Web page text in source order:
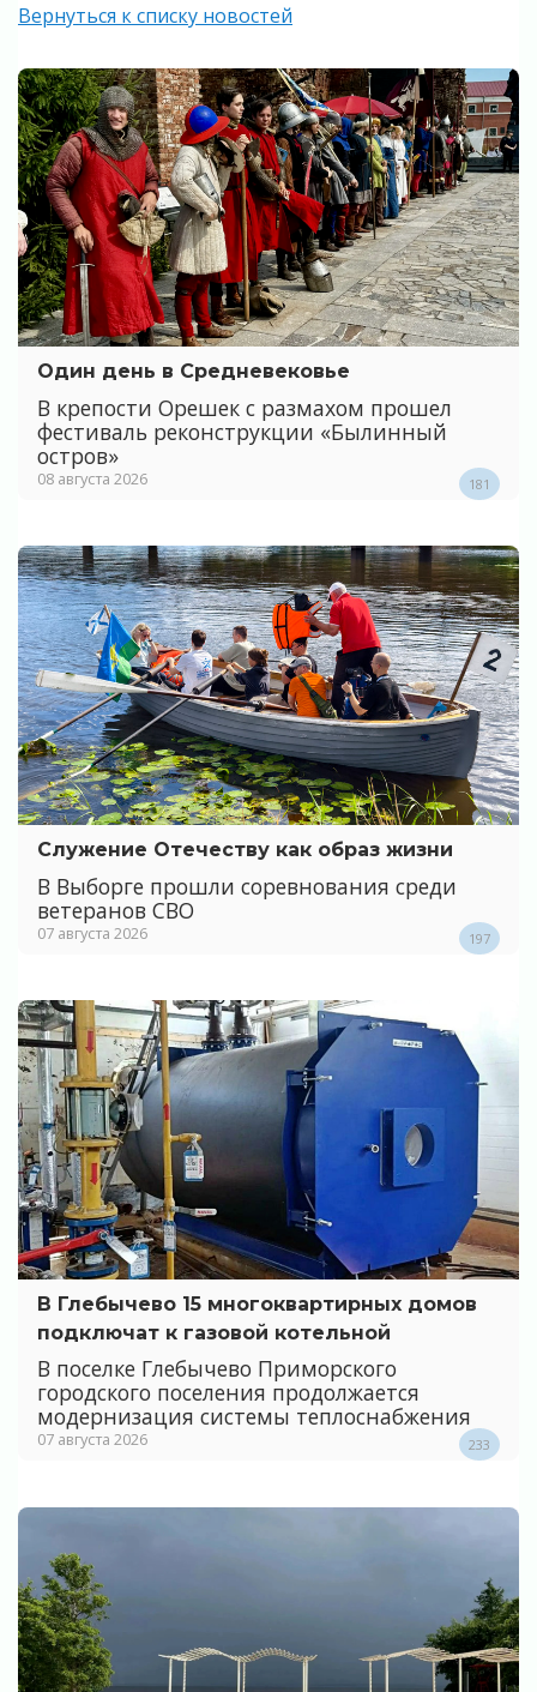
Вернуться к списку новостей
Один день в Средневековье
В крепости Орешек с размахом прошел
фестиваль реконструкции «Былинный
остров»
08 августа 2026 181
Служение Отечеству как образ жизни
В Выборге прошли соревнования среди
ветеранов СВО
07 августа 2026 197
В Глебычево 15 многоквартирных домов
подключат к газовой котельной
В поселке Глебычево Приморского
городского поселения продолжается
модернизация системы теплоснабжения
07 августа 2026 233